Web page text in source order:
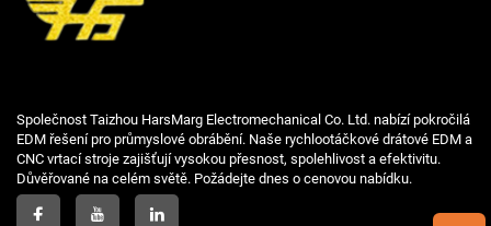
Společnost Taizhou HarsMarg Electromechanical Co. Ltd. nabízí pokročilá
EDM řešení pro průmyslové obrábění. Naše rychlootáčkové drátové EDM a
CNC vrtací stroje zajišťují vysokou přesnost, spolehlivost a efektivitu.
Důvěřované na celém světě. Požádejte dnes o cenovou nabídku.